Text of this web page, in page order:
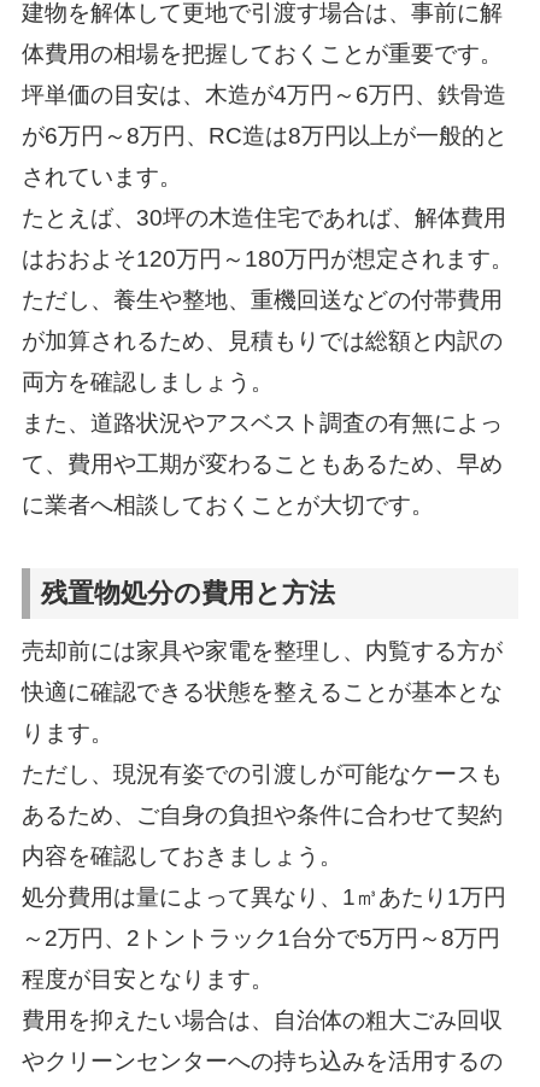
建物を解体して更地で引渡す場合は、事前に解
体費用の相場を把握しておくことが重要です。
坪単価の目安は、木造が4万円～6万円、鉄骨造
が6万円～8万円、RC造は8万円以上が一般的と
されています。
たとえば、30坪の木造住宅であれば、解体費用
はおおよそ120万円～180万円が想定されます。
ただし、養生や整地、重機回送などの付帯費用
が加算されるため、見積もりでは総額と内訳の
両方を確認しましょう。
また、道路状況やアスベスト調査の有無によっ
て、費用や工期が変わることもあるため、早め
に業者へ相談しておくことが大切です。
残置物処分の費用と方法
売却前には家具や家電を整理し、内覧する方が
快適に確認できる状態を整えることが基本とな
ります。
ただし、現況有姿での引渡しが可能なケースも
あるため、ご自身の負担や条件に合わせて契約
内容を確認しておきましょう。
処分費用は量によって異なり、1㎥あたり1万円
～2万円、2トントラック1台分で5万円～8万円
程度が目安となります。
費用を抑えたい場合は、自治体の粗大ごみ回収
やクリーンセンターへの持ち込みを活用するの